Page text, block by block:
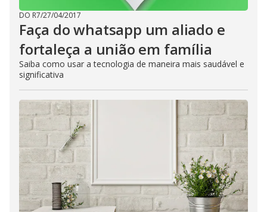
DO R7/27/04/2017
Faça do whatsapp um aliado e
fortaleça a união em família
Saiba como usar a tecnologia de maneira mais saudável e
significativa